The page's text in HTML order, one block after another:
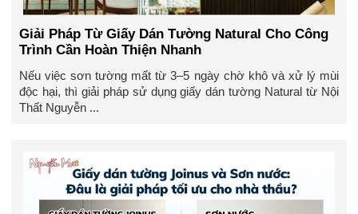
Giải Pháp Từ Giấy Dán Tường Natural Cho Công
Trình Cần Hoàn Thiện Nhanh
Nếu việc sơn tường mất từ 3–5 ngày chờ khô và xử lý mùi
độc hại, thì giải pháp sử dụng giấy dán tường Natural từ Nội
Thất Nguyễn ...